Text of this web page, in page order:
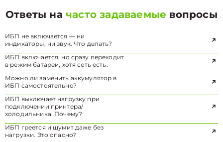
Ответы начасто задаваемые вопросы
ИБП не включается — ни
индикаторы, ни звук. Что делать?
ИБП включается, но сразу переходит
в режим батареи, хотя сеть есть.
Можно ли заменить аккумулятор в
ИБП самостоятельно?
ИБП выключает нагрузку при
подключении принтера/
холодильника. Почему?
ИБП греется и шумит даже без
нагрузки. Это опасно?